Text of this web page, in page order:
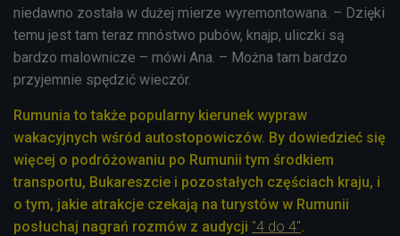
niedawno została w dużej mierze wyremontowana. – Dzięki
temu jest tam teraz mnóstwo pubów, knajp, uliczki są
bardzo malownicze – mówi Ana. – Można tam bardzo
przyjemnie spędzić wieczór.
Rumunia to także popularny kierunek wypraw
wakacyjnych wśród autostopowiczów. By dowiedzieć się
więcej o podróżowaniu po Rumunii tym środkiem
transportu, Bukareszcie i pozostałych częściach kraju, i
o tym, jakie atrakcje czekają na turystów w Rumunii
posłuchaj nagrań rozmów z audycji "4 do 4".